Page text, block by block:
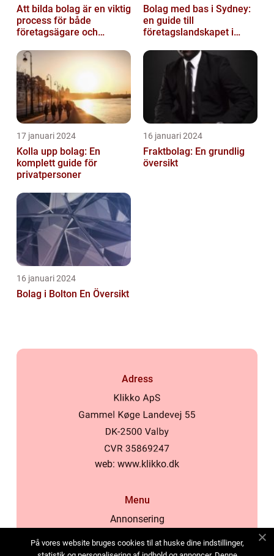
Att bilda bolag är en viktig
process för både
företagsägare och
etablera en ...
Bolag med bas i Sydney:
en guide till
företagslandskapet i
stad
17 januari 2024
Kolla upp bolag: En
komplett guide för
privatpersoner
16 januari 2024
Fraktbolag: En grundlig
översikt
16 januari 2024
Bolag i Bolton En Översikt
Adress
web: www.klikko.dk
Menu
Annonsering
Cookies
På vores website bruges cookies til at huske dine indstillinger,